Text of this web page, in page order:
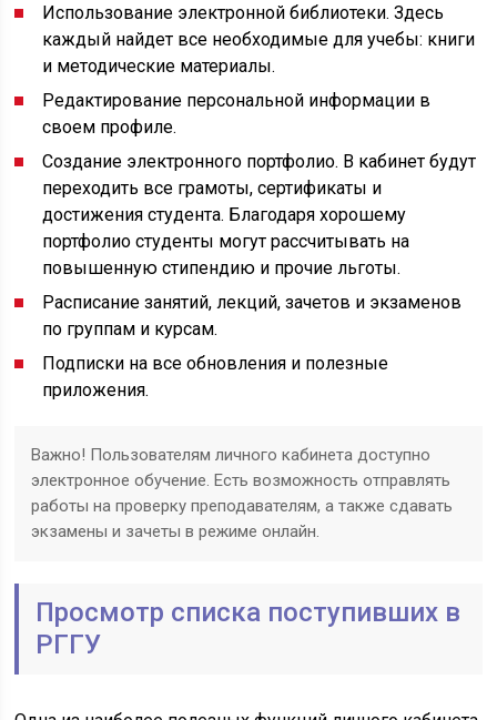
Использование электронной библиотеки. Здесь
каждый найдет все необходимые для учебы: книги
и методические материалы.
Редактирование персональной информации в
своем профиле.
Создание электронного портфолио. В кабинет будут
переходить все грамоты, сертификаты и
достижения студента. Благодаря хорошему
портфолио студенты могут рассчитывать на
повышенную стипендию и прочие льготы.
Расписание занятий, лекций, зачетов и экзаменов
по группам и курсам.
Подписки на все обновления и полезные
приложения.
Важно! Пользователям личного кабинета доступно
электронное обучение. Есть возможность отправлять
работы на проверку преподавателям, а также сдавать
экзамены и зачеты в режиме онлайн.
Просмотр списка поступивших в
РГГУ